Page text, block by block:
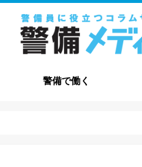
警備で働く